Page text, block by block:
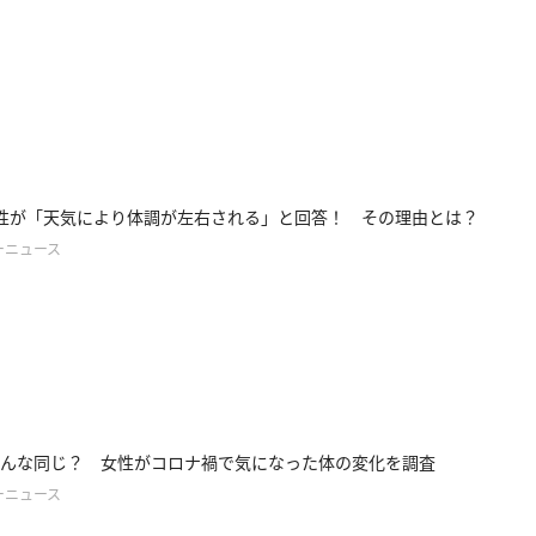
が「天気により体調が左右される」と回答！ その理由とは？
ュース
な同じ？ 女性がコロナ禍で気になった体の変化を調査
ュース